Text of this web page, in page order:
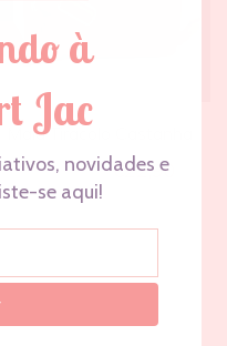
Mala Tiracolo Castanha
€25,90 €22,90
Ler mais